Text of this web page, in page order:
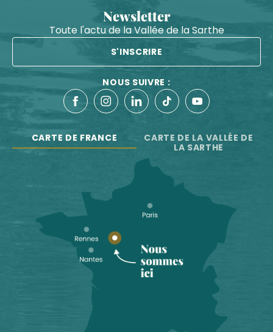
Newsletter
Toute l'actu de la Vallée de la Sarthe
S'INSCRIRE
NOUS SUIVRE :
CARTE DE FRANCE
CARTE DE LA VALLÉE DE
LA SARTHE